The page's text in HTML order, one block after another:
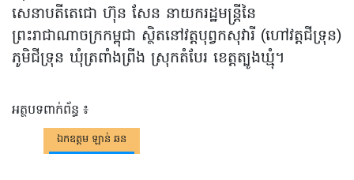
សេនាបតីតេជោ ហ៊ុន សែន នាយករដ្ឋមន្រ្តីនៃ
ព្រះរាជាណាចក្រកម្ពុជា ស្ថិតនៅវត្តបុព្វកសុវារី (ហៅវត្តជីទ្រុន)
ភូមិជីទ្រុន ឃុំត្រពាំងព្រីង ស្រុកតំបែរ ខេត្តត្បូងឃ្មុំ។
អត្ថបទពាក់ព័ន្ធ ៖
ឯកឧត្តម ឡាន់ ឆន